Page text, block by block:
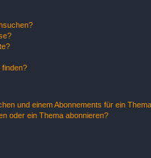
finden?
und einem Abonnements für ein
oder ein Thema abonnieren?